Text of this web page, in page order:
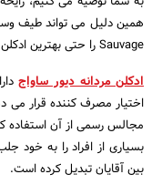
همین دلیل می تواند طیف
Sauvage را حتی بهترین ادکلن مردانه می نامند.
ادکلن مردانه دیور ساواج
اختیار مصرف کننده قرار
بسیاری از افراد را به خود
بین آقایان تبدیل کرده است.